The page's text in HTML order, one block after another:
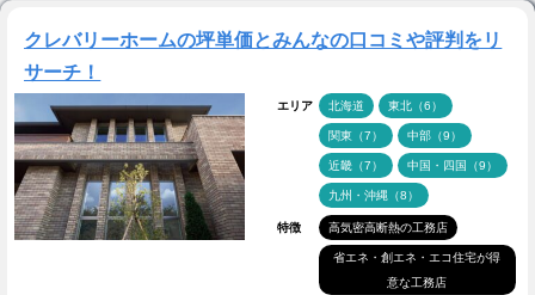
クレバリーホームの坪単価とみんなの口コミや評判をリ
サーチ！
エリア 北海道 東北（6）
関東（7） 中部（9）
近畿（7） 中国・四国（9）
九州・沖縄（8）
特徴 高気密高断熱の工務店
省エネ・創エネ・エコ住宅が得
意な工務店